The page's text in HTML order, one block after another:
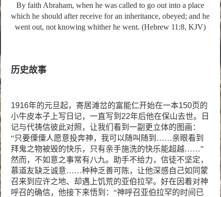
By faith Abraham, when he was called to go out into a place
which he should after receive for an inheritance, obeyed; and he
went out, not knowing whither he went. (Hebrew 11:8, KJV)
历史故事
1916年的元旦起，寄居滩岔的富能仁开始在一本150页的
小牛皮本子上写日记，一直写到 22年后他在保山去世。日
记与代祷信彼此对照，让我们看到一副更立体的图画：
“只要傈僳人愿意投奔神，我可以随叫随到……亲眼看到
拜鬼之物被毁的快乐，只有亲手施洗的快乐能超越……”
然而，不如意之事常有八九。助手不给力，信徒不坚定，
慕道友缺乏诚意……种种乏善可陈，让他深感自己如同蒙
召来到应许之地、却遇上饥荒的亚伯拉罕。好在因着对神
呼召的确信，他接下来悟到：“神呼召亚伯拉罕的时间已